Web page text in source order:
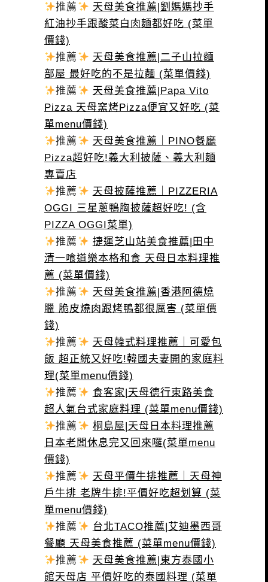
推薦
天母美食推薦|劉媽媽抄手
紅油抄手跟酸菜白肉麵都好吃 (菜單
價錢)
推薦
天母美食推薦|二子山拉麵
部屋 最好吃的不是拉麵 (菜單價錢)
推薦
天母美食推薦|Papa Vito
Pizza 天母窯烤Pizza便宜又好吃 (菜
單menu價錢)
推薦
天母美食推薦｜PINO餐廳
Pizza超好吃!義大利披薩、義大利麵
專賣店
推薦
天母披薩推薦｜PIZZERIA
OGGI 三星蔥鴨胸披薩超好吃! (含
PIZZA OGGI菜單)
推薦
捷運芝山站美食推薦|田中
清一喰道樂本格和食 天母日本料理推
薦 (菜單價錢)
推薦
天母美食推薦|香港阿德燒
臘 脆皮燒肉跟烤鴨都很厲害 (菜單價
錢)
推薦
天母韓式料理推薦｜可愛包
飯 超正統又好吃!韓國夫妻開的家庭料
理(菜單menu價錢)
推薦
食客家|天母德行東路美食
超人氣台式家庭料理 (菜單menu價錢)
推薦
桐島屋|天母日本料理推薦
日本老闆休息完又回來囉(菜單menu
價錢)
推薦
天母平價牛排推薦｜天母神
戶牛排 老牌牛排!平價好吃超划算 (菜
單menu價錢)
推薦
台北TACO推薦|艾迪墨西哥
餐廳 天母美食推薦 (菜單menu價錢)
推薦
天母美食推薦|東方泰國小
館天母店 平價好吃的泰國料理 (菜單